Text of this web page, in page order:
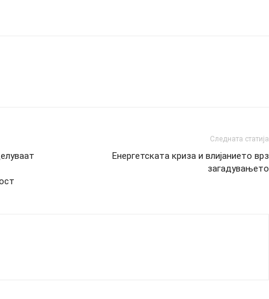
Следната статија
Енергетската криза и влијанието врз
загадувањето